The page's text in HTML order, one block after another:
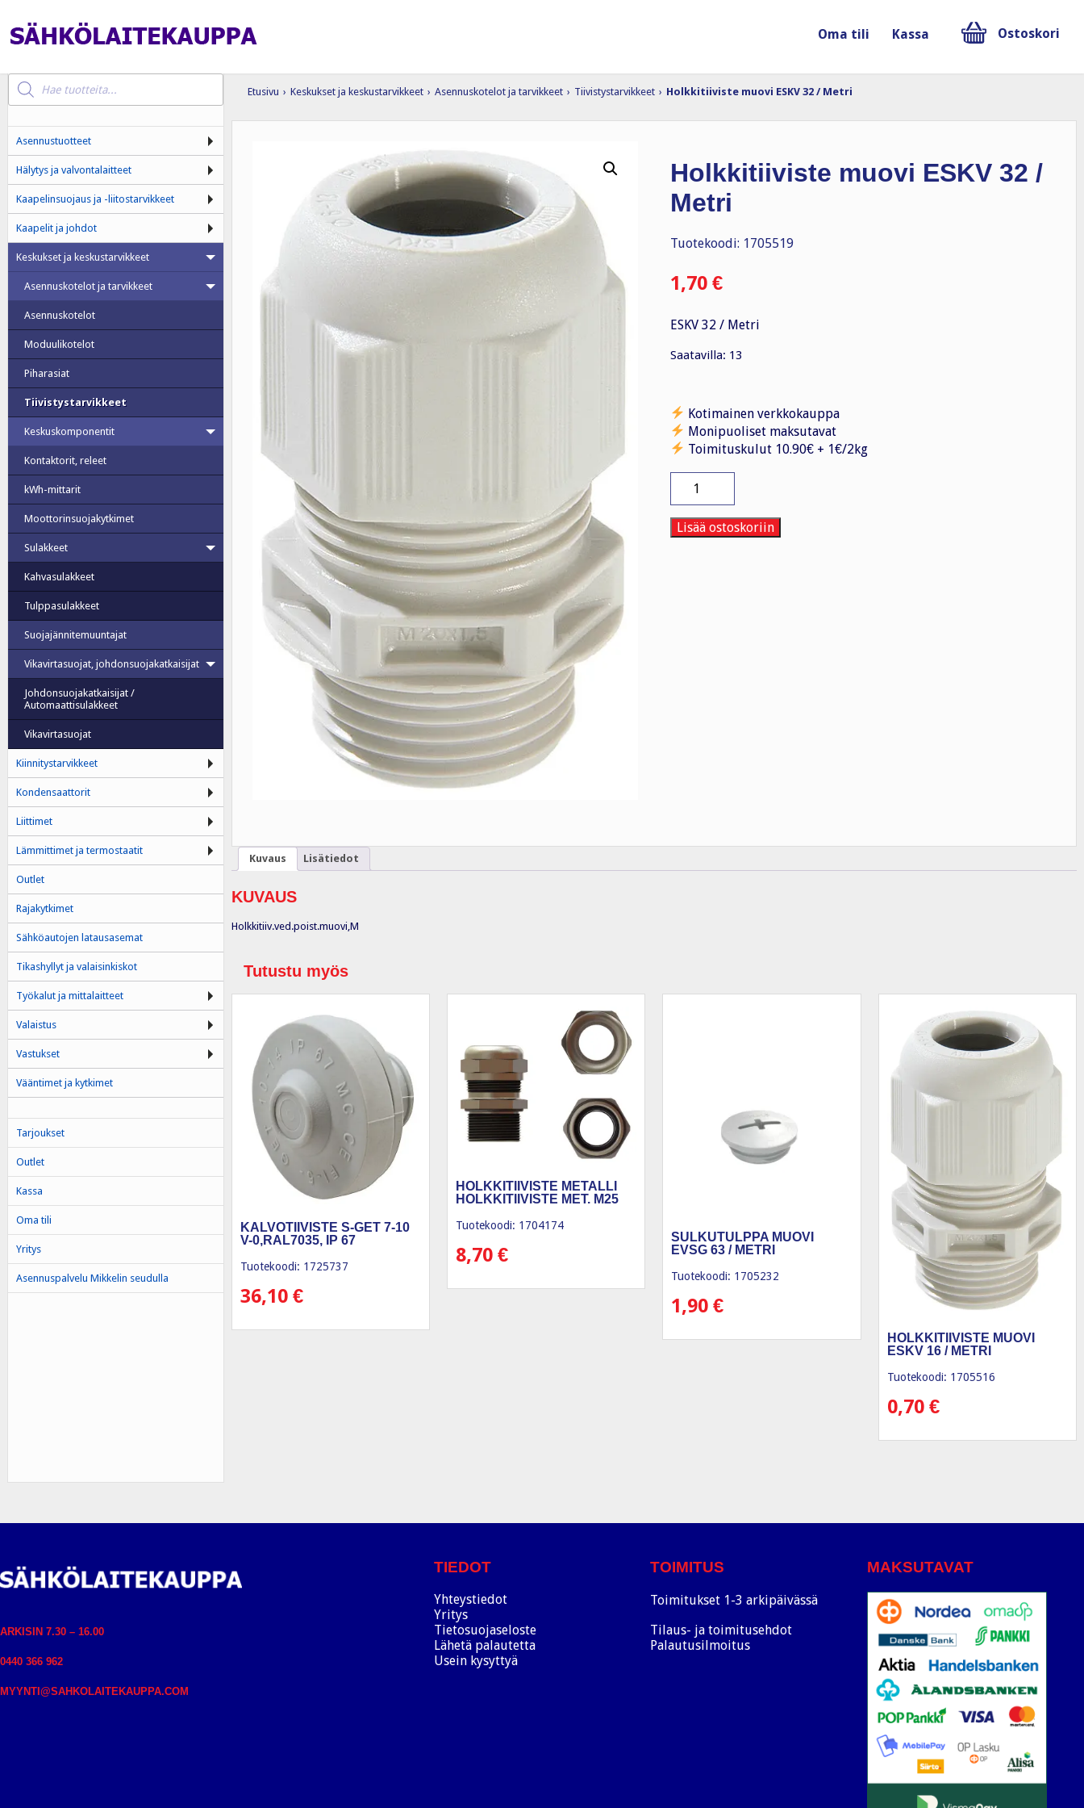
Oma tili Kassa Ostoskori
Etusivu › Keskukset ja keskustarvikkeet › Asennuskotelot ja tarvikkeet › Tiivistystarvikkeet › Holkkitiiviste muovi ESKV 32 / Metri
Holkkitiiviste muovi ESKV 32 /
Metri
Tuotekoodi: 1705519
1,70 €
ESKV 32 / Metri
Saatavilla: 13
Kotimainen verkkokauppa
Monipuoliset maksutavat
Toimituskulut 10.90€ + 1€/2kg
muovi
ESKV
32
/
Lisää ostoskoriin
Kuvaus Lisätiedot
KUVAUS
Holkkitiiv.ved.poist.muovi,M
Tutustu myös
KALVOTIIVISTE S-GET 7-10
V-0,RAL7035, IP 67
Tuotekoodi: 1725737
36,10 €
HOLKKITIIVISTE METALLI
HOLKKITIIVISTE MET. M25
Tuotekoodi: 1704174
8,70€
SULKUTULPPA MUOVI
EVSG 63 / METRI
Tuotekoodi: 1705232
1,90€
HOLKKITIIVISTE MUOVI
ESKV 16 / METRI
Tuotekoodi: 1705516
0,70 €
Products
search
Asennustuotteet
Hälytys ja valvontalaitteet
Kaapelinsuojaus ja -liitostarvikkeet
Kaapelit ja johdot
Keskukset ja keskustarvikkeet
Asennuskotelot ja tarvikkeet
Asennuskotelot
Moduulikotelot
Piharasiat
Tiivistystarvikkeet
Keskuskomponentit
Kontaktorit, releet
kWh-mittarit
Moottorinsuojakytkimet
Sulakkeet
Kahvasulakkeet
Tulppasulakkeet
Suojajännitemuuntajat
Vikavirtasuojat, johdonsuojakatkaisijat
Johdonsuojakatkaisijat /
Automaattisulakkeet
Vikavirtasuojat
Kiinnitystarvikkeet
Kondensaattorit
Liittimet
Lämmittimet ja termostaatit
Outlet
Rajakytkimet
Sähköautojen latausasemat
Tikashyllyt ja valaisinkiskot
Työkalut ja mittalaitteet
Valaistus
Vastukset
Vääntimet ja kytkimet
Tarjoukset
Outlet
Kassa
Oma tili
Yritys
Asennuspalvelu Mikkelin seudulla
ARKISIN 7.30 – 16.00
0440 366 962
MYYNTI@SAHKOLAITEKAUPPA.COM
TIEDOT
Yhteystiedot
Yritys
Tietosuojaseloste
Lähetä palautetta
Usein kysyttyä
TOIMITUS
Toimitukset 1-3 arkipäivässä
Tilaus- ja toimitusehdot
Palautusilmoitus
MAKSUTAVAT